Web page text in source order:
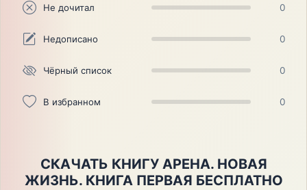
Не дочитал 0
Недописано 0
Чёрный список 0
В избранном 0
СКАЧАТЬ КНИГУ АРЕНА. НОВАЯ
ЖИЗНЬ. КНИГА ПЕРВАЯ БЕСПЛАТНО